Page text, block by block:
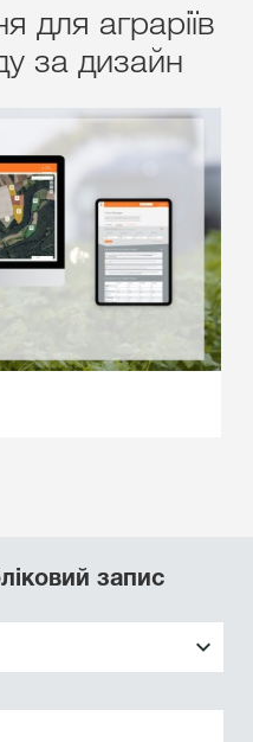
для аграріїв
за дизайн
запис